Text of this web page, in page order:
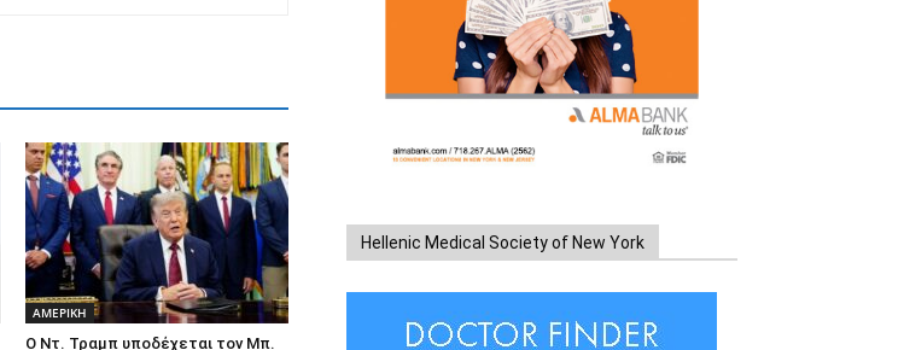
ΑΜΕΡΙΚΗ
Ο Ντ. Τραμπ υποδέχεται τον Μπ.
Hellenic Medical Society of New York